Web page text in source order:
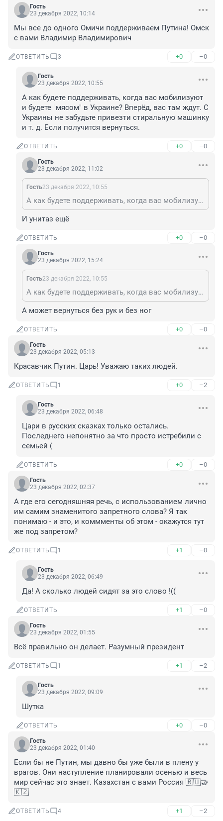
Гость
23 декабря 2022, 10:14
Мы все до одного Омичи поддерживаем Путина! Омск
с вами Владимир Владимирович
ОТВЕТИТЬ 3 +0 –0
Гость
23 декабря 2022, 10:55
А как будете поддерживать, когда вас мобилизуют
и будете "мясом" в Украине? Вперёд, вас там ждут. С
Украины не забудьте привезти стиральную машинку
и т. д. Если получится вернуться.
ОТВЕТИТЬ +0 –0
Гость
23 декабря 2022, 11:02
Гость23 декабря 2022, 10:55
А как будете поддерживать, когда вас мобилизуют и будете "мясом" в Украине? Вперёд, вас там ждут. С Украины не забудьте привезти стиральную машинку и т. д. Если получится вернуться.
И унитаз ещё
ОТВЕТИТЬ +0 –0
Гость
23 декабря 2022, 15:24
Гость23 декабря 2022, 10:55
А как будете поддерживать, когда вас мобилизуют и будете "мясом" в Украине? Вперёд, вас там ждут. С Украины не забудьте привезти стиральную машинку и т. д. Если получится вернуться.
А может вернуться без рук и без ног
ОТВЕТИТЬ +0 –0
Гость
23 декабря 2022, 05:13
Красавчик Путин. Царь! Уважаю таких людей.
ОТВЕТИТЬ 1 +0 –2
Гость
23 декабря 2022, 06:48
Цари в русских сказках только остались.
Последнего непонятно за что просто истребили с
семьей (
ОТВЕТИТЬ +0 –0
Гость
23 декабря 2022, 02:37
А где его сегодняшняя речь, с использованием лично
им самим знаменитого запретного слова? Я так
понимаю - и это, и коммменты об этом - окажутся тут
же под запретом?
ОТВЕТИТЬ 1 +1 –0
Гость
23 декабря 2022, 06:49
Да! А сколько людей сидят за это слово !((
ОТВЕТИТЬ +1 –0
Гость
23 декабря 2022, 01:55
Всё правильно он делает. Разумный президент
ОТВЕТИТЬ 1 +1 –2
Гость
23 декабря 2022, 09:09
Шутка
ОТВЕТИТЬ +0 –0
Гость
23 декабря 2022, 01:40
Если бы не Путин, мы давно бы уже были в плену у
врагов. Они наступление планировали осенью и весь
мир сейчас это знает. Казахстан с вами Россия 🇷🇺🤝
🇰🇿
ОТВЕТИТЬ 4 +1 –2